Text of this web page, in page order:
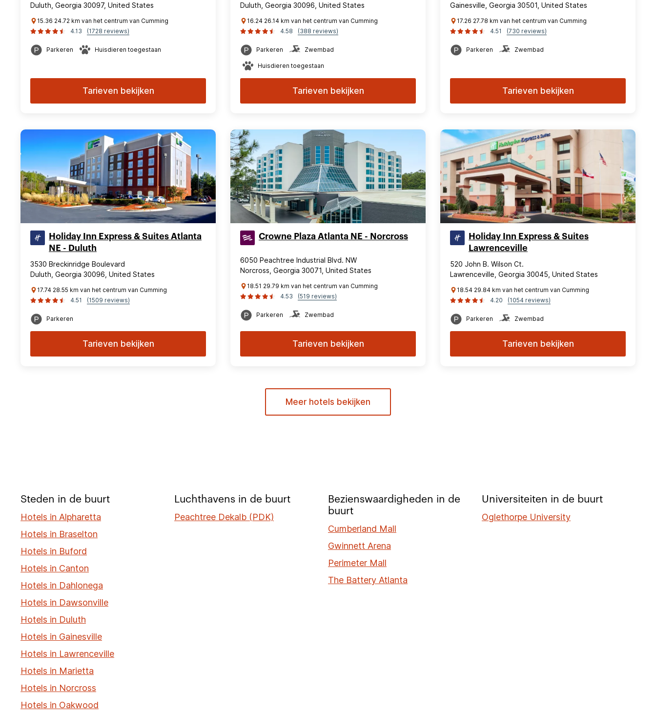
Duluth, Georgia 30097, United States
15.36 24.72 km van het centrum van Cumming
4.13
(1728 reviews)
Parkeren Huisdieren toegestaan
Tarieven bekijken
Duluth, Georgia 30096, United States
16.24 26.14 km van het centrum van Cumming
4.58
(388 reviews)
Parkeren Zwembad
Huisdieren toegestaan
Tarieven bekijken
Gainesville, Georgia 30501, United States
17.26 27.78 km van het centrum van Cumming
4.51
(730 reviews)
Parkeren Zwembad
Tarieven bekijken
Holiday Inn Express & Suites Atlanta
NE - Duluth
3530 Breckinridge Boulevard
Duluth, Georgia 30096, United States
17.74 28.55 km van het centrum van Cumming
4.51
(1509 reviews)
Parkeren
Tarieven bekijken
Crowne Plaza Atlanta NE - Norcross
6050 Peachtree Industrial Blvd. NW
Norcross, Georgia 30071, United States
18.51 29.79 km van het centrum van Cumming
4.53
(519 reviews)
Parkeren Zwembad
Tarieven bekijken
Holiday Inn Express & Suites
Lawrenceville
520 John B. Wilson Ct.
Lawrenceville, Georgia 30045, United States
18.54 29.84 km van het centrum van Cumming
4.20
(1054 reviews)
Parkeren Zwembad
Tarieven bekijken
Meer hotels bekijken
Steden in de buurt
Hotels in Alpharetta
Hotels in Braselton
Hotels in Buford
Hotels in Canton
Hotels in Dahlonega
Hotels in Dawsonville
Hotels in Duluth
Hotels in Gainesville
Hotels in Lawrenceville
Hotels in Marietta
Hotels in Norcross
Hotels in Oakwood
Luchthavens in de buurt
Peachtree Dekalb (PDK)
Bezienswaardigheden in de
buurt
Cumberland Mall
Gwinnett Arena
Perimeter Mall
The Battery Atlanta
Universiteiten in de buurt
Oglethorpe University